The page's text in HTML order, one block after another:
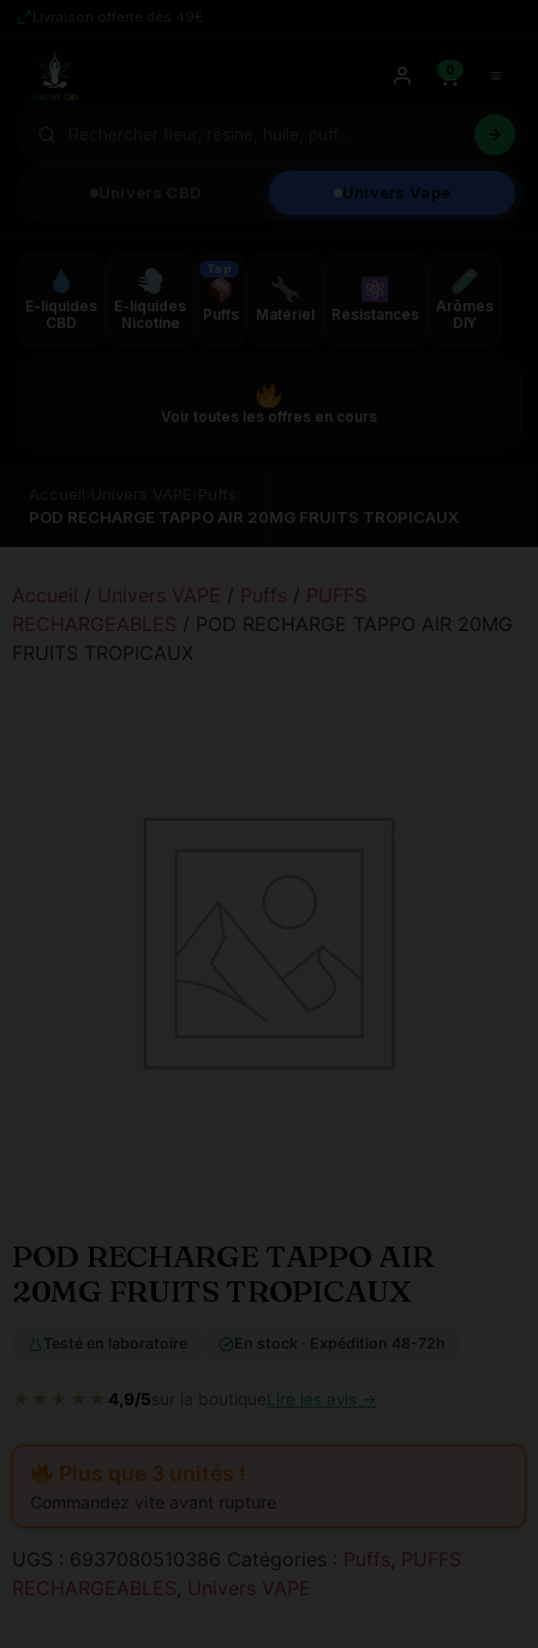
Univers Vape
0
E-liquides
CBD
E-liquides
Nicotine
Top
Puffs Matériel Résistances
Arômes
DIY
Voir toutes les offres en cours
POD RECHARGE TAPPO AIR 20MG FRUITS TROPICAUX
Accueil / Univers VAPE / Puffs / PUFFS
RECHARGEABLES / POD RECHARGE TAPPO AIR 20MG
FRUITS TROPICAUX
POD RECHARGE TAPPO AIR
20MG FRUITS TROPICAUX
Testé en laboratoire En stock · Expédition 48-72h
★★★★★ 4,9/5sur la boutiqueLire les avis →
Plus que 3 unités !
Commandez vite avant rupture
UGS : 6937080510386 Catégories : Puffs, PUFFS
RECHARGEABLES, Univers VAPE